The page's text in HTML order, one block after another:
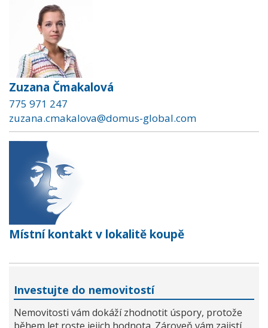
Zuzana Čmakalová
775 971 247
zuzana.cmakalova@domus-global.com
Místní kontakt v lokalitě koupě
Investujte do nemovitostí
Nemovitosti vám dokáží zhodnotit úspory, protože